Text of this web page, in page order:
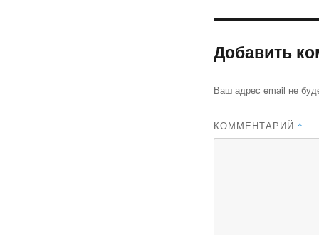
Добавить
Ваш адрес email не
КОММЕНТАРИЙ *